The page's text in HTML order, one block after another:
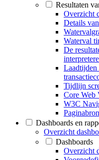
Resultaten
Overzicht
Details
Waterval
De
Laadtijden
Tijdlijn
Core Web
W3C
Dashboards en
Overzicht
Dashboards
Overzicht